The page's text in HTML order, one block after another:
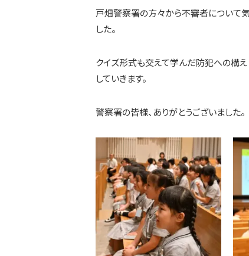
戸畑警察署の方々から不審者について
した。
クイズ形式も交えて学んだ防犯への構え
していきます。
警察署の皆様、ありがとうございました。